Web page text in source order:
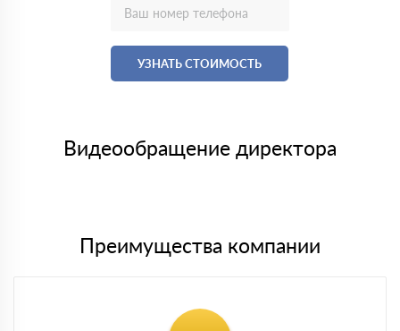
УЗНАТЬ СТОИМОСТЬ
Видеообращение директора
Преимущества компании